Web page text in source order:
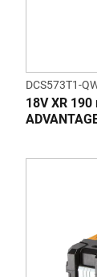
DCS573T1-
18V XR